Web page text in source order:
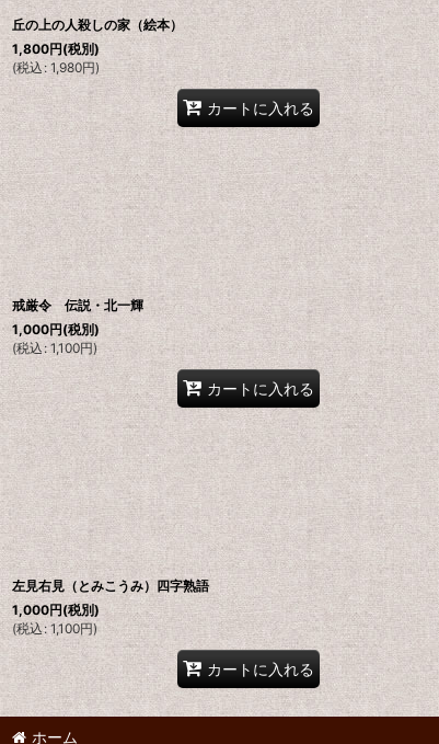
丘の上の人殺しの家（絵本）
1,800円(税別)
(税込 : 1,980円)
カートに入れる
戒厳令 伝説・北一輝
1,000円(税別)
(税込: 1,100円)
カートに入れる
左見右見（とみこうみ）四字熟語
1,000円(税別)
(税込: 1,100円)
カートに入れる
ホーム